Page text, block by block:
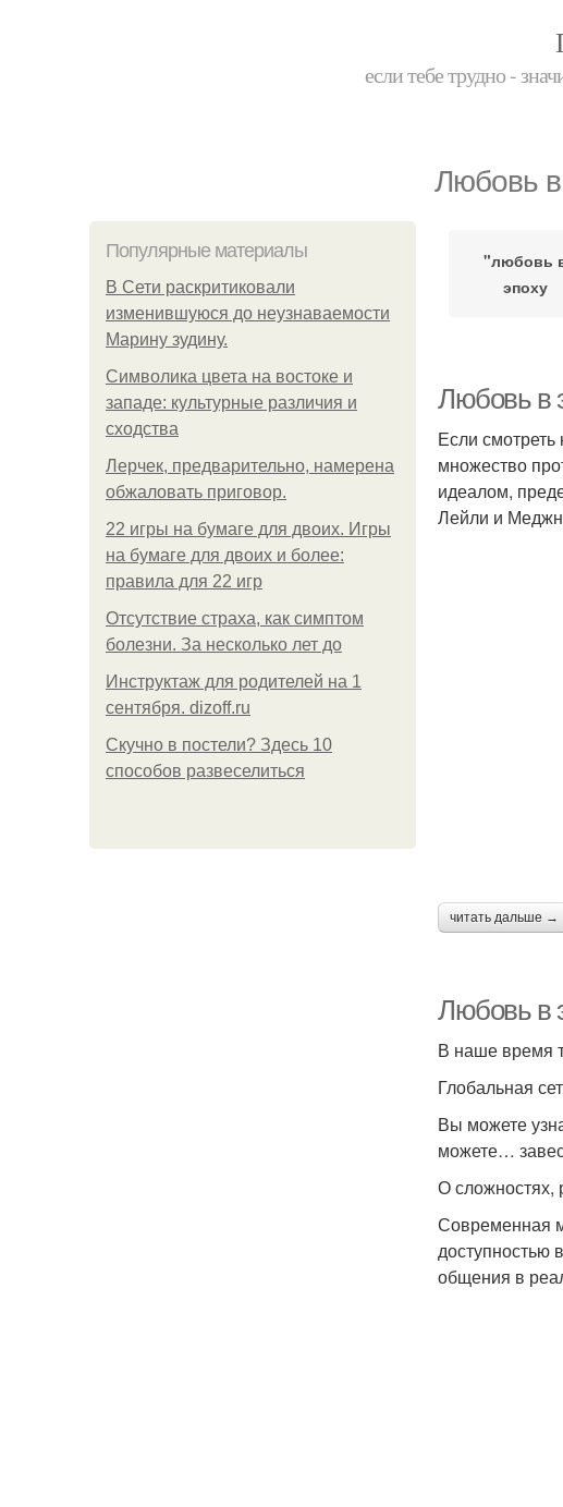
если тебе трудно -
Любовь в
Популярные материалы
В Сети раскритиковали
изменившуюся до неузнаваемости
Марину зудину.
Символика цвета на востоке и
западе: культурные различия и
сходства
Лерчек, предварительно, намерена
обжаловать приговор.
22 игры на бумаге для двоих. Игры
на бумаге для двоих и более:
правила для 22 игр
Отсутствие страха, как симптом
болезни. За несколько лет до
Инструктаж для родителей на 1
сентября. dizoff.ru
Скучно в постели? Здесь 10
способов развеселиться
"любовь
эпоху
Любовь в
Если смотреть
множество
идеалом,
Лейли и
читать дальше →
Любовь в
В наше время
Глобальная
Вы можете
можете…
О сложностях,
Современная
доступностью
общения в